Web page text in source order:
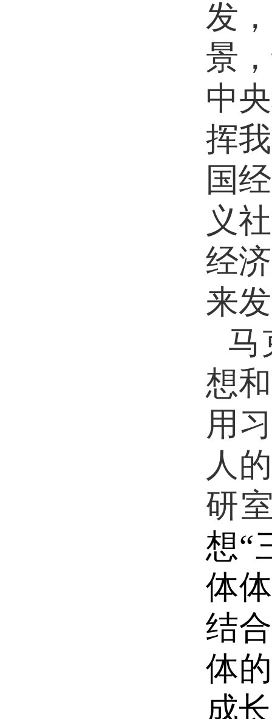
发
景
中
挥
国
义
经
来
马
想
用
人
研
想“
体
结
体
成